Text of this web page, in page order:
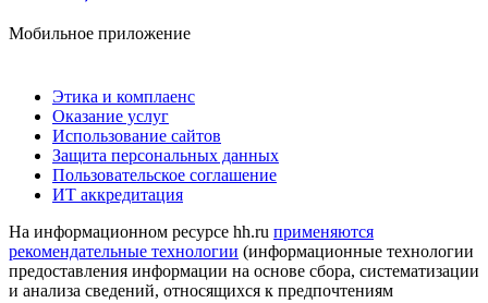
Мобильное приложение
Этика и комплаенс
Оказание услуг
Использование сайтов
Защита персональных данных
Пользовательское соглашение
ИТ аккредитация
На информационном ресурсе hh.ru применяются
рекомендательные технологии (информационные технологии
предоставления информации на основе сбора, систематизации
и анализа сведений, относящихся к предпочтениям